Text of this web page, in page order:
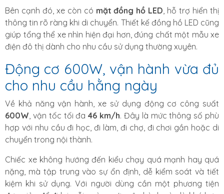
Bên cạnh đó, xe còn có mặt đồng hồ LED, hỗ trợ hiển thị
thông tin rõ ràng khi di chuyển. Thiết kế đồng hồ LED cũng
giúp tổng thể xe nhìn hiện đại hơn, đúng chất một mẫu xe
điện đô thị dành cho nhu cầu sử dụng thường xuyên.
Động cơ 600W, vận hành vừa đủ
cho nhu cầu hằng ngày
Về khả năng vận hành, xe sử dụng động cơ công suất
600W, vận tốc tối đa46 km/h. Đây là mức thông số phù
hợp với nhu cầu đi học, đi làm, đi chợ, đi chơi gần hoặc di
chuyển trong nội thành.
Chiếc xe không hướng đến kiểu chạy quá mạnh hay quá
nặng, mà tập trung vào sự ổn định, dễ kiểm soát và tiết
kiệm khi sử dụng. Với người dùng cần một phương tiện